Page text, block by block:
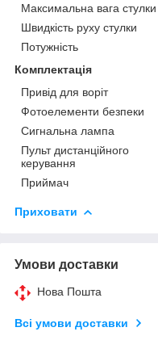
Максимальна вага стулки
Швидкість руху стулки
Потужність
Комплектація
Привід для воріт
Фотоелементи безпеки
Сигнальна лампа
Пульт дистанційного
керування
Приймач
Приховати
Умови доставки
Нова Пошта
Всі умови доставки